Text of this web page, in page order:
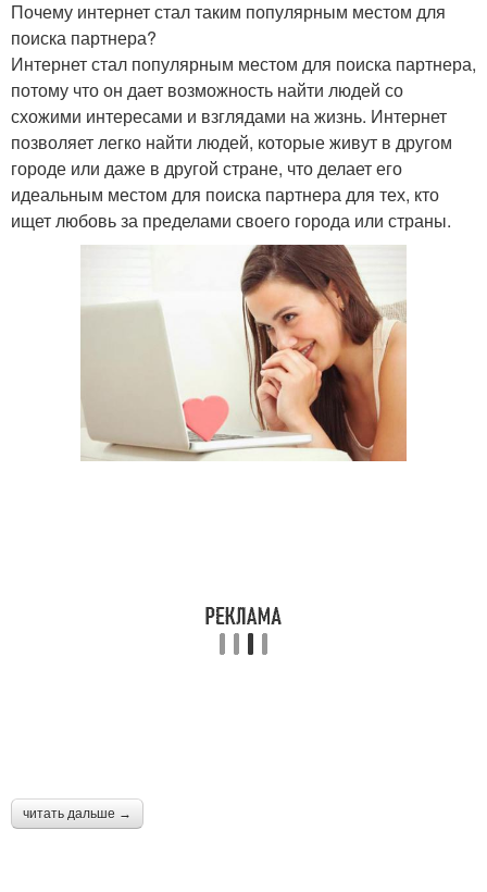
Почему интернет стал таким популярным местом для
поиска партнера?
Интернет стал популярным местом для поиска партнера,
потому что он дает возможность найти людей со
схожими интересами и взглядами на жизнь. Интернет
позволяет легко найти людей, которые живут в другом
городе или даже в другой стране, что делает его
идеальным местом для поиска партнера для тех, кто
ищет любовь за пределами своего города или страны.
читать дальше →